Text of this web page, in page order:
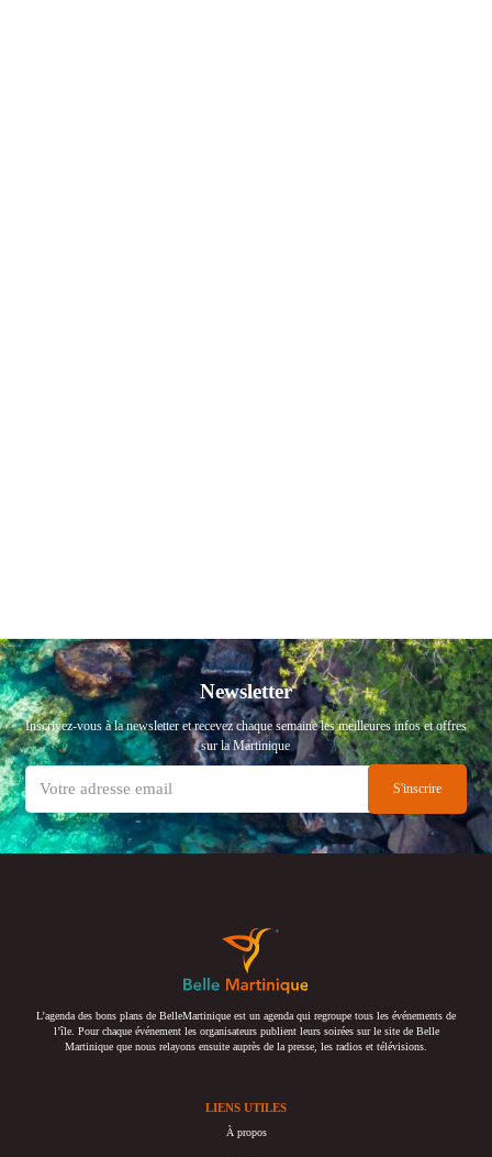
Newsletter
Inscrivez-vous à la newsletter et recevez chaque semaine les meilleures infos et offres
sur la Martinique
L’agenda des bons plans de BelleMartinique est un agenda qui regroupe tous les événements de
l’île. Pour chaque événement les organisateurs publient leurs soirées sur le site de Belle
Martinique que nous relayons ensuite auprès de la presse, les radios et télévisions.
LIENS UTILES
À propos